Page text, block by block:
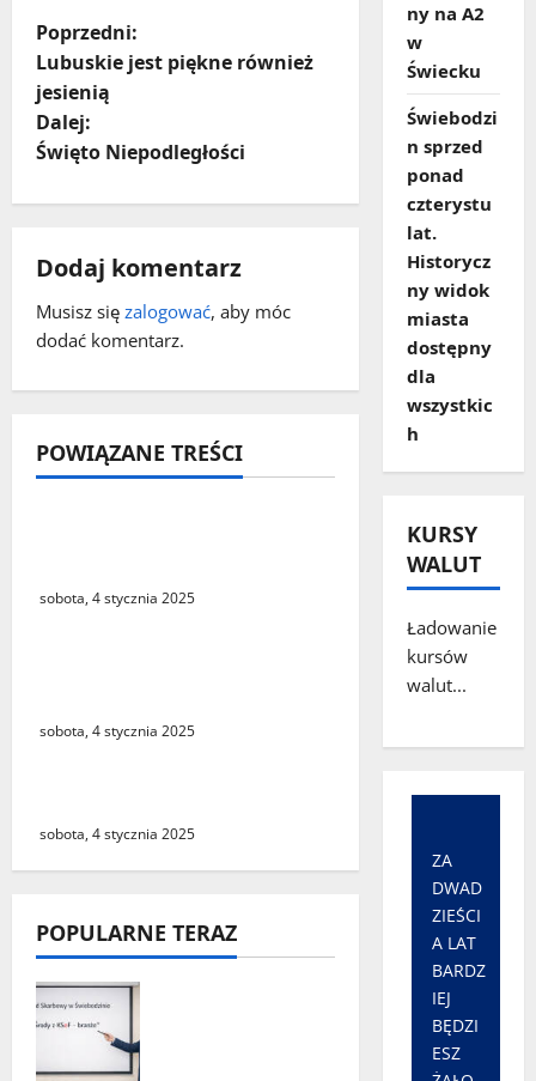
Z
o
b
a
z
w
p
i
s
Poprzedni:
Lubuskie jest piękne również
jesienią
Dalej:
Święto Niepodległości
Dodaj komentarz
Musisz się zalogować, aby móc
dodać komentarz.
POWIĄZANE TREŚCI
sobota, 4 stycznia 2025
sobota, 4 stycznia 2025
sobota, 4 stycznia 2025
POPULARNE TERAZ
ny na A2
w
Świecku
Świebodzi
n sprzed
ponad
czterystu
lat.
Historycz
ny widok
miasta
dostępny
dla
wszystkic
h
KURSY
WALUT
Ładowanie
kursów
walut...
ZA
DWAD
ZIEŚCI
A LAT
BARDZ
IEJ
BĘDZI
ESZ